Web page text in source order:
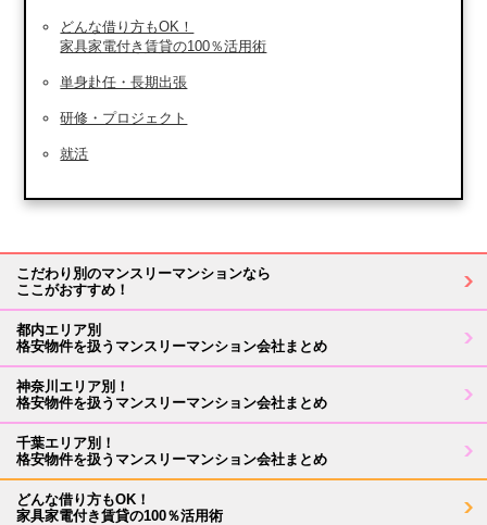
どんな借り方もOK！
家具家電付き賃貸の100％活用術
単身赴任・長期出張
研修・プロジェクト
就活
こだわり別のマンスリーマンションなら
ここがおすすめ！
都内エリア別
格安物件を扱うマンスリーマンション会社まとめ
神奈川エリア別！
格安物件を扱うマンスリーマンション会社まとめ
千葉エリア別！
格安物件を扱うマンスリーマンション会社まとめ
どんな借り方もOK！
家具家電付き賃貸の100％活用術